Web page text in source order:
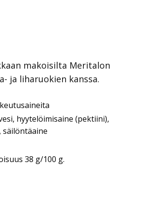
makoisilta Meritalon
ja liharuokien kanssa.
hyytelöimisaine (pektiini),
säilöntäaine
38 g/100 g.